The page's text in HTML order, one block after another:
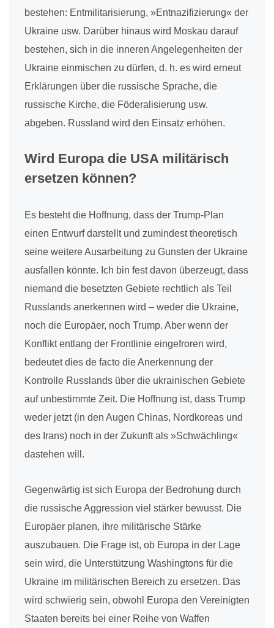
bestehen: Entmilitarisierung, »Entnazifizierung« der
Ukraine usw. Darüber hinaus wird Moskau darauf
bestehen, sich in die inneren Angelegenheiten der
Ukraine einmischen zu dürfen, d. h. es wird erneut
Erklärungen über die russische Sprache, die
russische Kirche, die Föderalisierung usw.
abgeben. Russland wird den Einsatz erhöhen.
Wird Europa die USA militärisch
ersetzen können?
Es besteht die Hoffnung, dass der Trump-Plan
einen Entwurf darstellt und zumindest theoretisch
seine weitere Ausarbeitung zu Gunsten der Ukraine
ausfallen könnte. Ich bin fest davon überzeugt, dass
niemand die besetzten Gebiete rechtlich als Teil
Russlands anerkennen wird – weder die Ukraine,
noch die Europäer, noch Trump. Aber wenn der
Konflikt entlang der Frontlinie eingefroren wird,
bedeutet dies de facto die Anerkennung der
Kontrolle Russlands über die ukrainischen Gebiete
auf unbestimmte Zeit. Die Hoffnung ist, dass Trump
weder jetzt (in den Augen Chinas, Nordkoreas und
des Irans) noch in der Zukunft als »Schwächling«
dastehen will.
Gegenwärtig ist sich Europa der Bedrohung durch
die russische Aggression viel stärker bewusst. Die
Europäer planen, ihre militärische Stärke
auszubauen. Die Frage ist, ob Europa in der Lage
sein wird, die Unterstützung Washingtons für die
Ukraine im militärischen Bereich zu ersetzen. Das
wird schwierig sein, obwohl Europa den Vereinigten
Staaten bereits bei einer Reihe von Waffen